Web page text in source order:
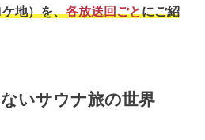
地）を、各放送回ごとにご紹
いサウナ旅の世界